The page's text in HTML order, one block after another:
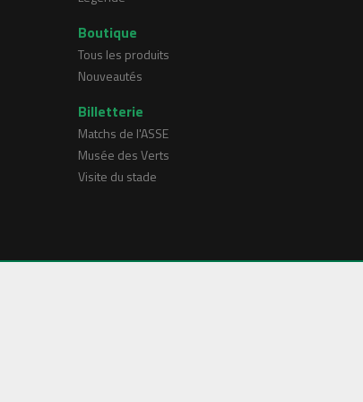
Boutique
Tous les produits
Nouveautés
Billetterie
Matchs de l'ASSE
Musée des Verts
Visite du stade